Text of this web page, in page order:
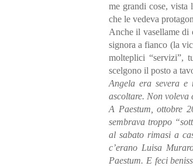
me grandi cose,
che le vedeva
Anche il vasellame di
signora a fianco (la
molteplici “servizi”,
scelgono il posto a
Angela era severa
ascoltare. Non
A Paestum, ottobre
sembrava troppo
al sabato rimasi a
c’erano Luisa
Paestum. E feci